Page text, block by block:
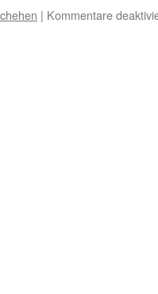
| Kommentare